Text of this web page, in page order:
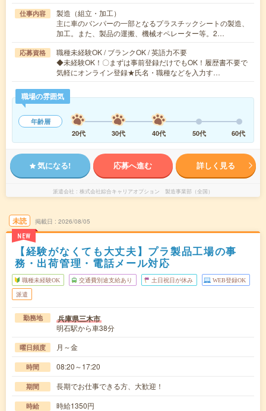
仕事内容
製造（組立・加工）
主に車のバンパーの一部となるプラスチックシートの製造、
加工。また、製品の運搬、機械オペレーター等。2…
応募資格
職種未経験OK / ブランクOK / 英語力不要
◆未経験OK！〇まずは事前登録だけでもOK！履歴書不要で
気軽にオンライン登録★氏名・職種などを入力す…
職場の雰囲気
年齢層
20代
30代 40代 50代 60代
気になる! 応募へ進む 詳しく見る
派遣会社 株式会社綜合キャリアオプション 製造事業部（全国）
未読
NEW
掲載日 2026/08/05
【経験がなくても大丈夫】プラ製品工場の事
務・出荷管理・電話メール対応
職種未経験OK 交通費別途支給あり 土日祝日が休み WEB登録OK
派遣
勤務地 兵庫県三木市
明石駅から車38分
曜日頻度 月～金
時間 08:20～17:20
期間 長期でお仕事できる方、大歓迎！
時給 時給1350円